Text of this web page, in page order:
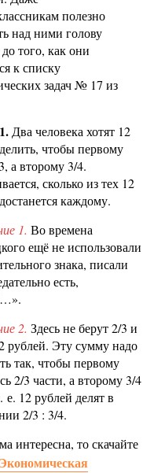
полезно
над ними голову
до того, как они
к списку
задач № 17 из
Два человека хотят 12
чтобы первому
а второму 3/4.
сколько из тех 12
каждому.
1.Во времена
ещё не использовали
знака, писали
есть,
2.Здесь не берут 2/3 и
рублей. Эту сумму надо
так, чтобы первому
2/3 части, а второму 3/4
е. 12 рублей делят в
2/3 : 3/4.
интересна, то скачайте